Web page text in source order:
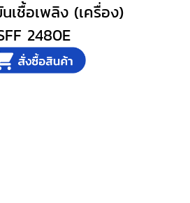
เชื้อเพลิง (เครื่อง)
2480E